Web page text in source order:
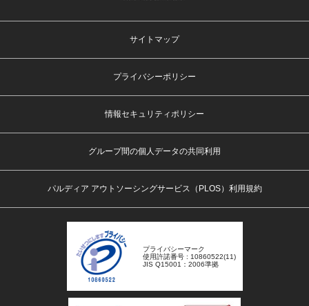
サイトマップ
プライバシーポリシー
情報セキュリティポリシー
グループ間の個人データの共同利用
パルディア アウトソーシングサービス（PLOS）利用規約
プライバシーマーク
使用許諾番号 : 10860522(11)
JIS Q15001：2006準拠